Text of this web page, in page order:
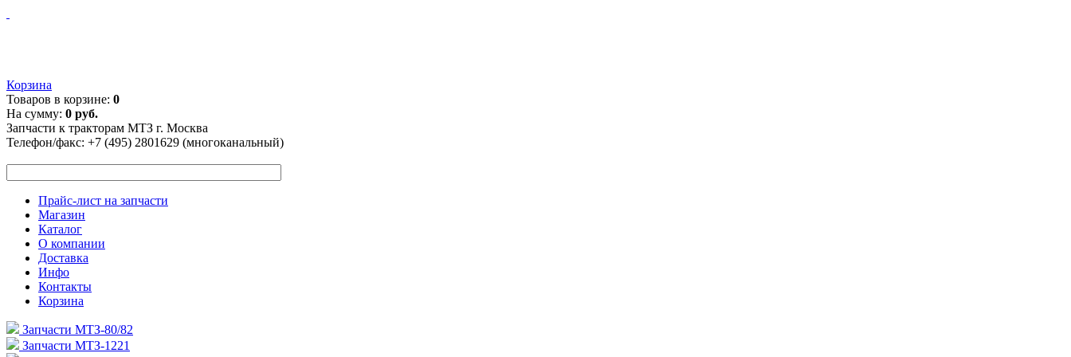
Корзина
Товаров в корзине: 0
На сумму: 0 руб.
Запчасти к тракторам МТЗ г. Москва
Телефон/факс: +7 (495) 2801629 (многоканальный)
Прайс-лист на запчасти
Магазин
Каталог
О компании
Доставка
Инфо
Контакты
Корзина
Запчасти МТЗ-80/82
Запчасти МТЗ-1221